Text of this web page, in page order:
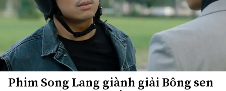
Phim Song Lang giành giải Bông sen